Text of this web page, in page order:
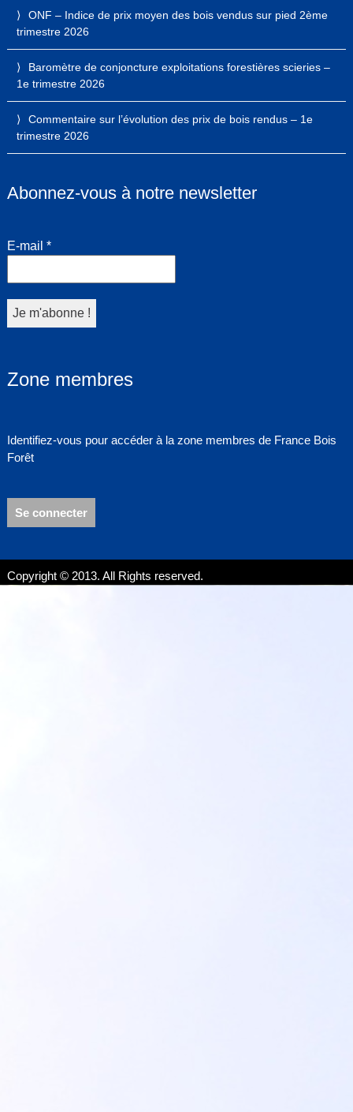
ONF – Indice de prix moyen des bois vendus sur pied 2ème
trimestre 2026
Baromètre de conjoncture exploitations forestières scieries –
1e trimestre 2026
Commentaire sur l’évolution des prix de bois rendus – 1e
trimestre 2026
Abonnez-vous à notre newsletter
E-mail *
Zone membres
Identifiez-vous pour accéder à la zone membres de France Bois
Forêt
Se connecter
Copyright © 2013. All Rights reserved.